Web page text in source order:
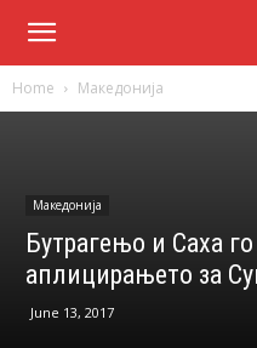
Home Македонија
Македонија
Бутрагењо и Саха го
аплицирањето за
June 13, 2017